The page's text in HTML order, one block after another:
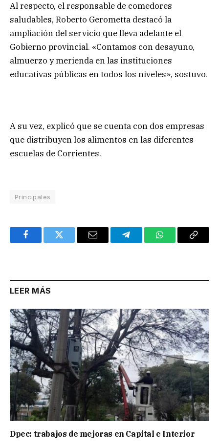
Al respecto, el responsable de comedores
saludables, Roberto Gerometta destacó la
ampliación del servicio que lleva adelante el
Gobierno provincial. «Contamos con desayuno,
almuerzo y merienda en las instituciones
educativas públicas en todos los niveles», sostuvo.
A su vez, explicó que se cuenta con dos empresas
que distribuyen los alimentos en las diferentes
escuelas de Corrientes.
Principales
FacebookTwitter Email TelegramWhatsAppCopy
LEER MÁS
Dpec: trabajos de mejoras en Capital e Interior